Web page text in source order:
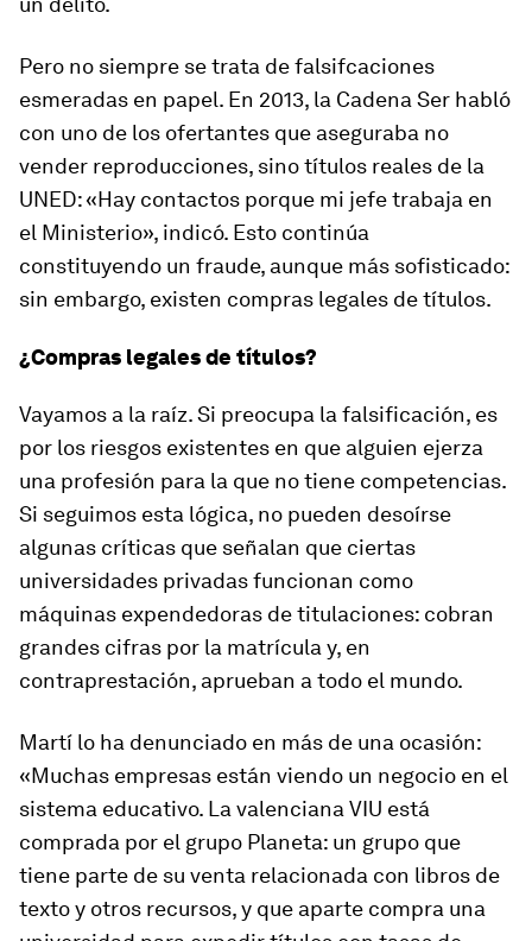
Pero no siempre se trata de falsifcaciones
esmeradas en papel. En 2013, la Cadena Ser habló
con uno de los ofertantes que aseguraba no
vender reproducciones, sino títulos reales de la
UNED: «Hay contactos porque mi jefe trabaja en
el Ministerio», indicó. Esto continúa
constituyendo un fraude, aunque más sofisticado:
sin embargo, existen compras legales de títulos.
¿Compras legales de títulos?
Vayamos a la raíz. Si preocupa la falsificación, es
por los riesgos existentes en que alguien ejerza
una profesión para la que no tiene competencias.
Si seguimos esta lógica, no pueden desoírse
algunas críticas que señalan que ciertas
universidades privadas funcionan como
máquinas expendedoras de titulaciones: cobran
grandes cifras por la matrícula y, en
contraprestación, aprueban a todo el mundo.
Martí lo ha denunciado en más de una ocasión:
«Muchas empresas están viendo un negocio en el
sistema educativo. La valenciana VIU está
comprada por el grupo Planeta: un grupo que
tiene parte de su venta relacionada con libros de
texto y otros recursos, y que aparte compra una